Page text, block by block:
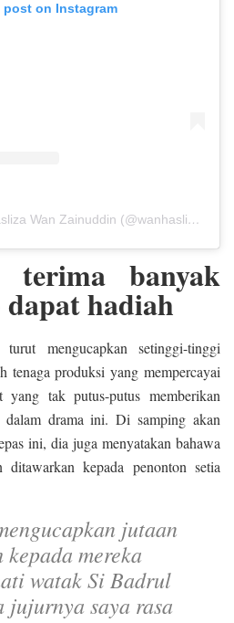
post on Instagram
A post shared by Wan Hasliza Wan Zainuddin (@wanhaslizawz)
terima banyak
hadiah
mengucapkan setinggi-tinggi
tenaga produksi yang mempercayai
tak putus-putus memberikan
dalam drama ini. Di samping akan
ini, dia juga menyatakan bahawa
kepada penonton setia
jutaan
mereka
watak Si Badrul
jujurnya saya rasa